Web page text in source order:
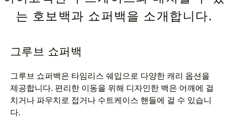
는 호보백과 쇼퍼백을 소개합니다.
그루브 쇼퍼백
그루브 쇼퍼백은 타임리스 쉐입으로 다양한 캐리 옵션을
제공합니다. 편리한 이동을 위해 디자인한 백은 어깨에 걸
치거나 파우치로 접거나 수트케이스 핸들에 걸 수 있습니
다.